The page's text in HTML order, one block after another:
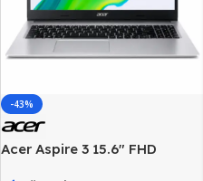
-43%
Acer Aspire 3 15.6″ FHD